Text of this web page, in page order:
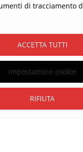
di tracciamento
Impostazione cookie
RIFIUTA
ACCETTA TUTTI
– dona 5 €, 10 €,
Catechesi
Informativa Privacy
La buona Parola . All
&Designed by